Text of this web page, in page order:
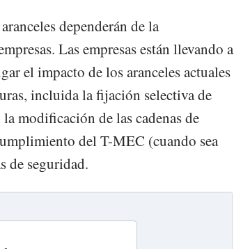
dependerán de la
Las empresas están llevando a
el impacto de los aranceles actuales
incluida la fijación selectiva de
modificación de las cadenas de
del T-MEC (cuando sea
de seguridad.